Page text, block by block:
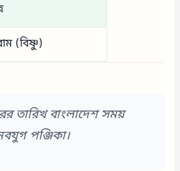
(বিষ্ণু)
তারিখ বাংলাদেশ সময়
পঞ্জিকা।